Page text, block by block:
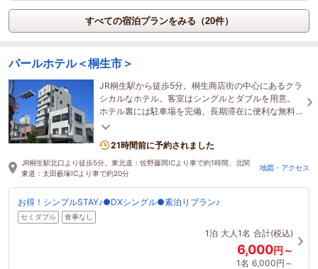
すべての宿泊プランをみる（20件）
パールホテル＜桐生市＞
JR桐生駅から徒歩5分。桐生商店街の中心にあるクラ
シカルなホテル。客室はシングルとダブルを用意。
ホテル裏には駐車場を完備。長期滞在に便利な無料
ランドリーを設置しております。
21時間前に予約されました
JR桐生駅北口より徒歩5分。東北道：佐野藤岡ICより車で約1時間、北関
東道：太田藪塚ICより車で約20分
地図・アクセス
お得！シンプルSTAY♪●DXシングル●素泊りプラン♪
セミダブル 食事なし
1泊 大人1名 合計(税込)
6,000円～
1名 6,000円～